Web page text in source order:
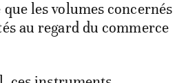
que les volumes concernés
au regard du commerce